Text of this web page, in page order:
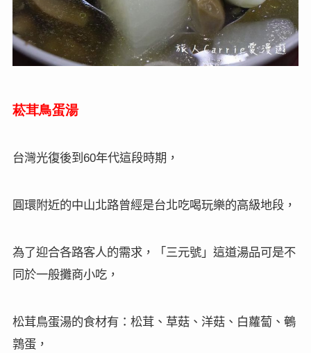
菘茸鳥蛋湯
台灣光復後到60年代這段時期，
圓環附近的中山北路曾經是台北吃喝玩樂的高級地段，
為了迎合各路客人的需求，「三元號」這道湯品可是不
同於一般攤商小吃，
松茸鳥蛋湯的食材有：松茸、草菇、洋菇、白蘿蔔、鵪
鶉蛋，